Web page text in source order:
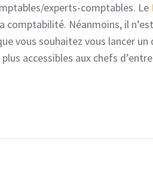
experts-comptables. Le
comptabilité. Néanmoins, il
vous souhaitez vous lancer
accessibles aux chefs